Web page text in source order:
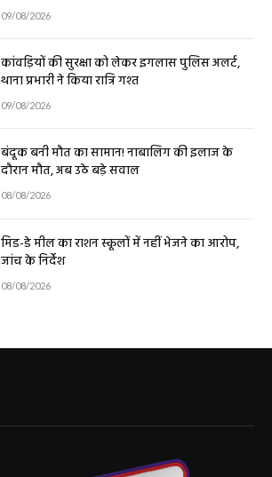
09/08/2026
कांवड़ियों की सुरक्षा को लेकर इगलास पुलिस अलर्ट,
थाना प्रभारी ने किया रात्रि गश्त
09/08/2026
बंदूक बनी मौत का सामान! नाबालिग की इलाज के
दौरान मौत, अब उठे बड़े सवाल
08/08/2026
मिड-डे मील का राशन स्कूलों में नहीं भेजने का आरोप,
जांच के निर्देश
08/08/2026